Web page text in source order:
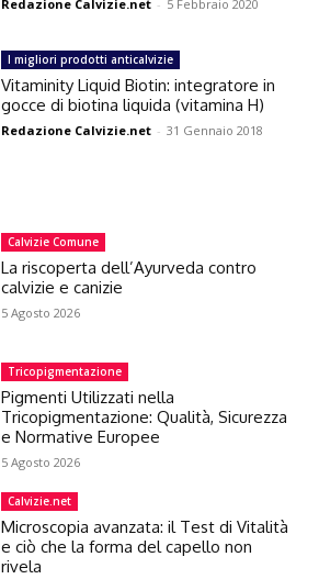
Redazione Calvizie.net - 5 Febbraio 2020
I migliori prodotti anticalvizie
Vitaminity Liquid Biotin: integratore in
gocce di biotina liquida (vitamina H)
Redazione Calvizie.net - 31 Gennaio 2018
Calvizie Comune
La riscoperta dell’Ayurveda contro
calvizie e canizie
5 Agosto 2026
Tricopigmentazione
Pigmenti Utilizzati nella
Tricopigmentazione: Qualità, Sicurezza
e Normative Europee
5 Agosto 2026
Calvizie.net
Microscopia avanzata: il Test di Vitalità
e ciò che la forma del capello non
rivela